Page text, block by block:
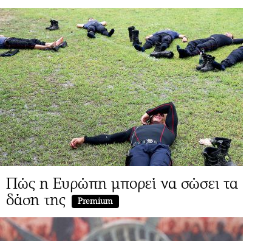
Πώς η Ευρώπη μπορεί να σώσει τα
δάση της
Premium